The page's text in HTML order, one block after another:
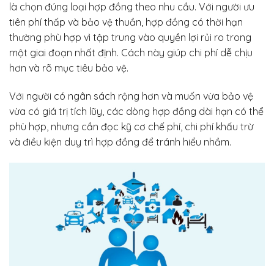
là chọn đúng loại hợp đồng theo nhu cầu. Với người ưu
tiên phí thấp và bảo vệ thuần, hợp đồng có thời hạn
thường phù hợp vì tập trung vào quyền lợi rủi ro trong
một giai đoạn nhất định. Cách này giúp chi phí dễ chịu
hơn và rõ mục tiêu bảo vệ.
Với người có ngân sách rộng hơn và muốn vừa bảo vệ
vừa có giá trị tích lũy, các dòng hợp đồng dài hạn có thể
phù hợp, nhưng cần đọc kỹ cơ chế phí, chi phí khấu trừ
và điều kiện duy trì hợp đồng để tránh hiểu nhầm.